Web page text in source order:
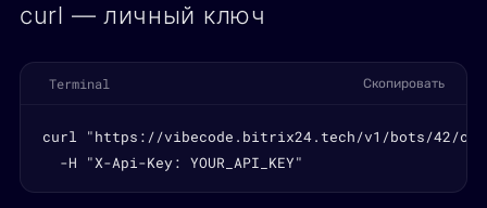
curl — личный ключ
Terminal Скопировать
curl "https://vibecode.bitrix24.tech/v1/bots/42/
  -H "X-Api-Key: YOUR_API_KEY"